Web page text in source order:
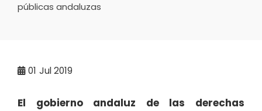
públicas andaluzas
01 Jul 2019
El gobierno andaluz de las derechas